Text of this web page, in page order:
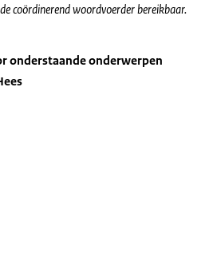
coördinerend woordvoerder bereikbaar.
onderstaande onderwerpen